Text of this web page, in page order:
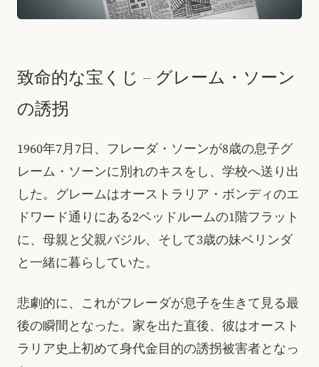
致命的な宝くじ – グレーム・ソーン
の誘拐
1960年7月7日、フレーダ・ソーンが8歳の息子グ
レーム・ソーンに別れのキスをし、学校へ送り出
した。グレームはオーストラリア・ボンディのエ
ドワード通りにある2ベッドルームの1階フラット
に、母親と父親バジル、そして3歳の妹ベリンダ
と一緒に暮らしていた。
悲劇的に、これがフレーダが息子を生きて見る最
後の瞬間となった。家を出た直後、彼はオースト
ラリア史上初めて身代金目的の誘拐被害者となっ